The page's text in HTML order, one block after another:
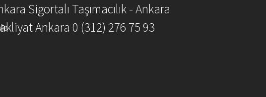
Sigortalı Taşımacılık - Ankara
Ankara 0 (312) 276 75 93